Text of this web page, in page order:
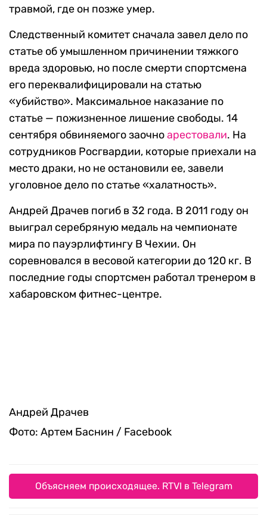
травмой, где он позже умер.
Следственный комитет сначала завел дело по
статье об умышленном причинении тяжкого
вреда здоровью, но после смерти спортсмена
его переквалифицировали на статью
«убийство». Максимальное наказание по
статье — пожизненное лишение свободы. 14
сентября обвиняемого заочноарестовали. На
сотрудников Росгвардии, которые приехали на
место драки, но не остановили ее, завели
уголовное дело по статье «халатность».
Андрей Драчев погиб в 32 года. В 2011 году он
выиграл серебряную медаль на чемпионате
мира по пауэрлифтингу В Чехии. Он
соревновался в весовой категории до 120 кг. В
последние годы спортсмен работал тренером в
хабаровском фитнес-центре.
Андрей Драчев
Фото: Артем Баснин / Facebook
Объясняем происходящее. RTVI в Telegram